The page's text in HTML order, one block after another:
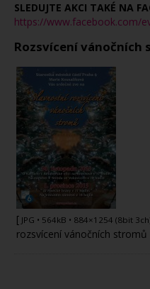
SLEDUJTE AKCI TAKÉ NA
https://www.facebook.com/
Rozsvícení vánočních
[ JPG • 564kB • 884×1254 (8bit
rozsvícení vánočních stromů